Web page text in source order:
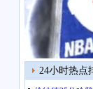
24小时热点